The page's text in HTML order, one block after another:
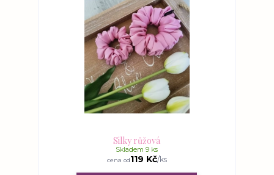
Silky růžová
cena od119 Kč/ks
Skladem 9 ks